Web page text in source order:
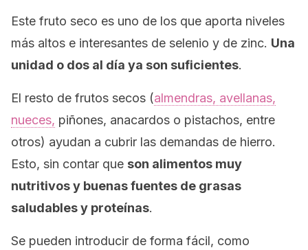
Este fruto seco es uno de los que aporta niveles
más altos e interesantes de selenio y de zinc. Una
unidad o dos al día ya son suficientes.
El resto de frutos secos (almendras, avellanas,
nueces, piñones, anacardos o pistachos, entre
otros) ayudan a cubrir las demandas de hierro.
Esto, sin contar que son alimentos muy
nutritivos y buenas fuentes de grasas
saludables y proteínas.
Se pueden introducir de forma fácil, como